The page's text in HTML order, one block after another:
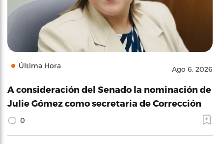
Última Hora Ago 6, 2026
A consideración del Senado la nominación de
Julie Gómez como secretaria de Corrección
0